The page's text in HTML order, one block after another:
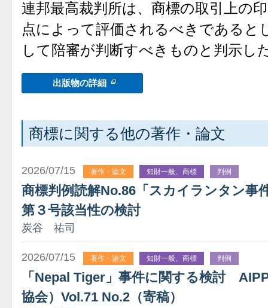
連邦最高裁判所は、商標の取引上の
点によって評価されるべきであると
して陪審が判断すべきものと判示し
出版物の詳細
商標に関する他の著作・論文
2026/07/15 著作・論文 知財一般、商標 判例
商標判例読解No.86「スカイランタン事
第３号該当性の検討
炭谷 祐司
2026/07/15 著作・論文 知財一般、商標 判例
「Nepal Tiger」事件に関する検討
協会）Vol.71 No.2（寄稿）